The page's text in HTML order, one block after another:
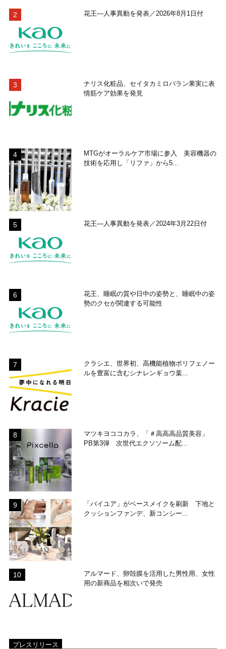
花王―人事異動を発表／2026年8月1日付
ナリス化粧品、セイタカミロバラン果実に表
情筋ケア効果を発見
MTGがオーラルケア市場に参入 美容機器の
技術を応用し「リファ」から5...
花王―人事異動を発表／2024年3月22日付
花王、睡眠の質や日中の姿勢と、睡眠中の姿
勢のクセが関連する可能性
クラシエ、世界初、高機能植物ポリフェノー
ルを豊富に含むシナレンギョウ葉...
マツキヨココカラ、「＃高高高品質美容」
PB第3弾 次世代エクソソーム配...
「バイユア」がベースメイクを刷新 下地と
クッションファンデ、新コンシー...
アルマード、卵殻膜を活用した男性用、女性
用の新商品を相次いで発売
プレスリリース